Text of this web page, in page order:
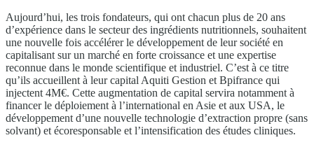
Aujourd’hui, les trois fondateurs, qui ont chacun plus de 20 ans
d’expérience dans le secteur des ingrédients nutritionnels, souhaitent
une nouvelle fois accélérer le développement de leur société en
capitalisant sur un marché en forte croissance et une expertise
reconnue dans le monde scientifique et industriel. C’est à ce titre
qu’ils accueillent à leur capital Aquiti Gestion et Bpifrance qui
injectent 4M€. Cette augmentation de capital servira notamment à
financer le déploiement à l’international en Asie et aux USA, le
développement d’une nouvelle technologie d’extraction propre (sans
solvant) et écoresponsable et l’intensification des études cliniques.